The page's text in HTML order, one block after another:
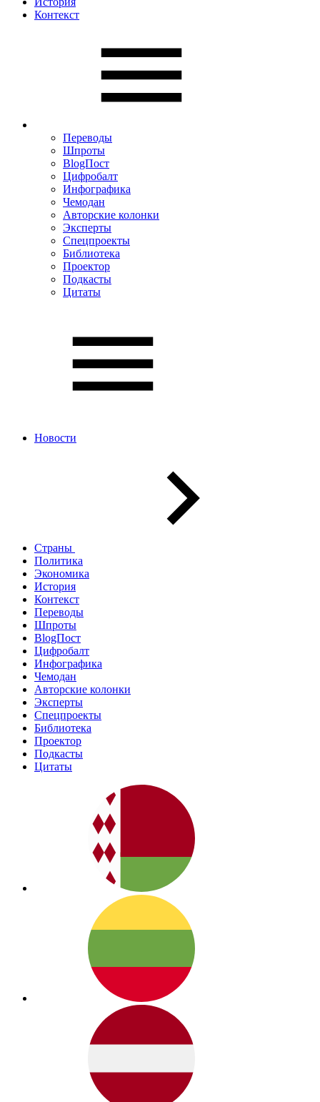
Контекст
Переводы
Шпроты
BlogПост
Цифробалт
Инфографика
Чемодан
Авторские колонки
Эксперты
Спецпроекты
Библиотека
Проектор
Подкасты
Цитаты
Новости
Страны
Политика
Экономика
История
Контекст
Переводы
Шпроты
BlogПост
Цифробалт
Инфографика
Чемодан
Авторские колонки
Эксперты
Спецпроекты
Библиотека
Проектор
Подкасты
Цитаты